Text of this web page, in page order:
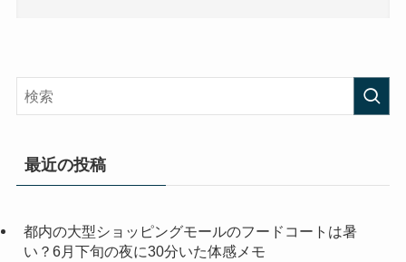
最近の投稿
都内の大型ショッピングモールのフードコートは暑
い？6月下旬の夜に30分いた体感メモ